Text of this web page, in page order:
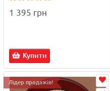
1 395 грн
Купити
Лідер продажів!